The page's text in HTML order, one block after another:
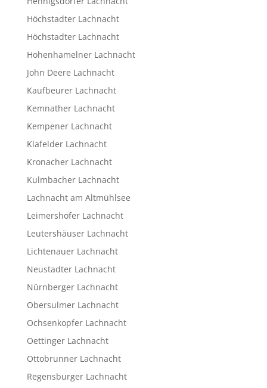
Höchstadter Lachnacht
Höchstadter Lachnacht
Hohenhamelner Lachnacht
John Deere Lachnacht
Kaufbeurer Lachnacht
Kemnather Lachnacht
Kempener Lachnacht
Klafelder Lachnacht
Kronacher Lachnacht
Kulmbacher Lachnacht
Lachnacht am Altmühlsee
Leimershofer Lachnacht
Leutershäuser Lachnacht
Lichtenauer Lachnacht
Neustadter Lachnacht
Nürnberger Lachnacht
Obersulmer Lachnacht
Ochsenkopfer Lachnacht
Oettinger Lachnacht
Ottobrunner Lachnacht
Regensburger Lachnacht